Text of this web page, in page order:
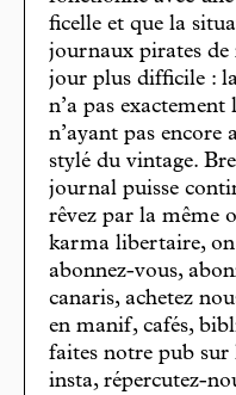
ficelle et que la
journaux pirates de
jour plus difficile :
n’a pas
n’ayant pas encore
stylé du vintage.
journal puisse
rêvez par la même
karma libertaire, on
abonnez-vous,
canaris, achetez
en manif, cafés,
faites notre pub sur
insta, répercutez-